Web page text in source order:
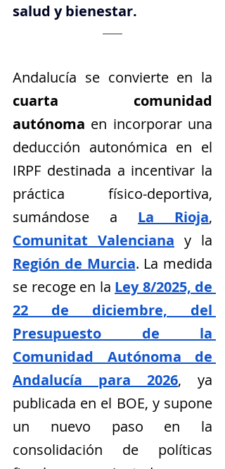
salud y bienestar.
cuarta comunidad
autónoma en incorporar una
deducción autonómica en el
IRPF destinada a incentivar la
práctica físico-deportiva,
sumándose a La Rioja
Comunitat Valenciana
Región de Murcia. La medida
se recoge en la Ley 8/2025, de
22 de diciembre, del
Presupuesto de la
Comunidad Autónoma de
Andalucía para 2026, ya
publicada en el BOE, y supone
un nuevo paso en la
consolidación de políticas